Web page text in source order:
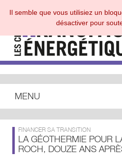
MENU
FINANCER SA TRANSITION
LA GÉOTHERMIE POUR
ROCH, DOUZE ANS
Il semble que vous utilisiez un
désactiver pour